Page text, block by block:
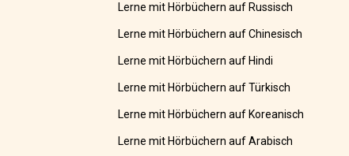
Lerne mit Hörbüchern auf Russisch
Lerne mit Hörbüchern auf Chinesisch
Lerne mit Hörbüchern auf Hindi
Lerne mit Hörbüchern auf Türkisch
Lerne mit Hörbüchern auf Koreanisch
Lerne mit Hörbüchern auf Arabisch